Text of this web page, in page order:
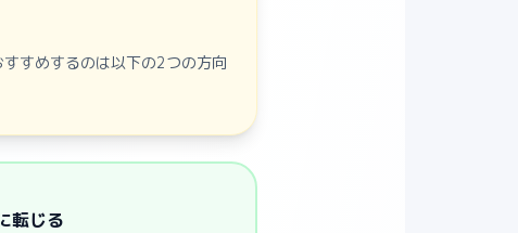
すめするのは以下の2つの方向
転じる